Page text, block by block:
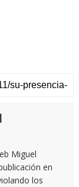
Miguel
en
los